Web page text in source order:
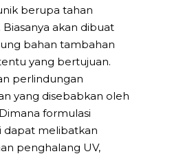
berupa tahan
akan dibuat
bahan tambahan
yang bertujuan.
perlindungan
yang disebabkan oleh
formulasi
dapat melibatkan
penghalang UV,